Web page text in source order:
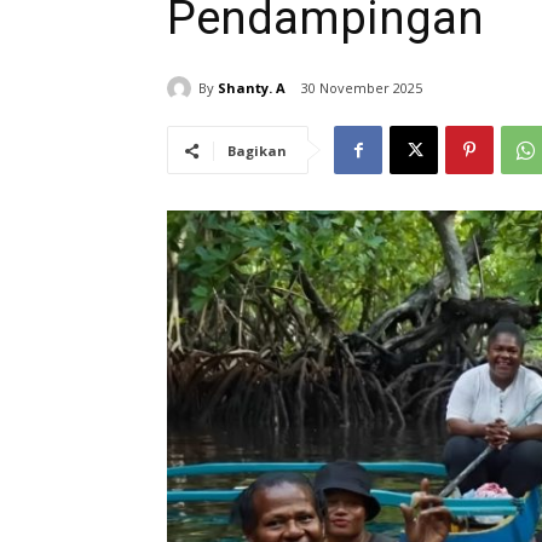
Pendampingan
By Shanty. A 30 November 2025
Bagikan